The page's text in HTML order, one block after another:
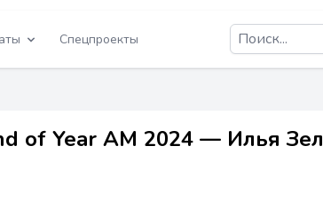
Спецпроекты
of Year AM 2024 — Илья